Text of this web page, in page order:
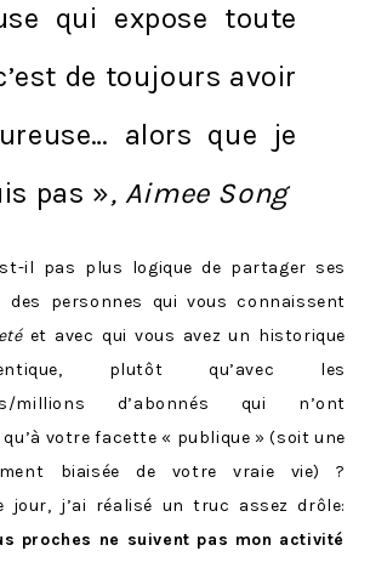
qui expose toute
de toujours avoir
alors que je
pas », Aimee Song
il pas plus logique de partager ses
des personnes qui vous connaissent
et avec qui vous avez un historique
plutôt qu’avec les
millions d’abonnés qui n’ont
votre facette « publique » (soit une
biaisée de votre vraie vie) ?
jour, j’ai réalisé un truc assez drôle:
proches ne suivent pas mon activité